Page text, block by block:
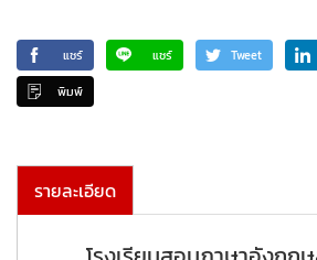
แชร์ แชร์ Tweet
พิมพ์
รายละเอียด